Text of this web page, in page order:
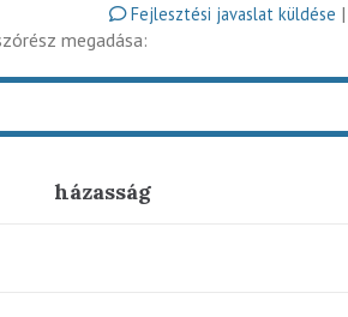
Fejlesztési javaslat küldése |
megadása:
házasság